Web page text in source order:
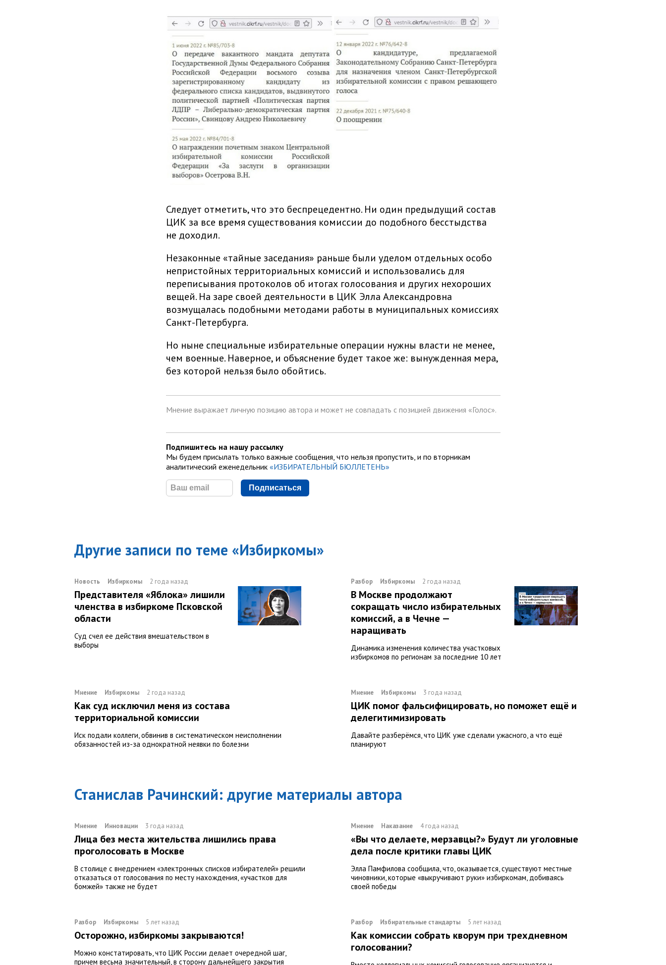
Следует отметить, что это беспрецедентно. Ни один предыдущий состав
ЦИК за все время существования комиссии до подобного бесстыдства
не доходил.
Незаконные «тайные заседания» раньше были уделом отдельных особо
непристойных территориальных комиссий и использовались для
переписывания протоколов об итогах голосования и других нехороших
вещей. На заре своей деятельности в ЦИК Элла Александровна
возмущалась подобными методами работы в муниципальных комиссиях
Санкт-Петербурга.
Но ныне специальные избирательные операции нужны власти не менее,
чем военные. Наверное, и объяснение будет такое же: вынужденная мера,
без которой нельзя было обойтись.
Мнение выражает личную позицию автора и может не совпадать с позицией движения «Голос».
Подпишитесь на нашу рассылку
Мы будем присылать только важные сообщения, что нельзя пропустить, и по вторникам
аналитический еженедельник «ИЗБИРАТЕЛЬНЫЙ БЮЛЛЕТЕНЬ»
Подписаться
Другие записи по теме «Избиркомы»
Новость Избиркомы 2 года назад
Представителя «Яблока» лишили
членства в избиркоме Псковской
области
Суд счел ее действия вмешательством в
выборы
Разбор Избиркомы 2 года назад
В Москве продолжают
сокращать число избирательных
комиссий, а в Чечне —
наращивать
Динамика изменения количества участковых
избиркомов по регионам за последние 10 лет
Мнение Избиркомы 2 года назад
Как суд исключил меня из состава
территориальной комиссии
Иск подали коллеги, обвинив в систематическом неисполнении
обязанностей из-за однократной неявки по болезни
Мнение Избиркомы 3 года назад
ЦИК помог фальсифицировать, но поможет ещё и
делегитимизировать
Давайте разберёмся, что ЦИК уже сделали ужасного, а что ещё
планируют
Станислав Рачинский: другие материалы автора
Мнение Инновации 3 года назад
Лица без места жительства лишились права
проголосовать в Москве
В столице с внедрением «электронных списков избирателей» решили
отказаться от голосования по месту нахождения, «участков для
бомжей» также не будет
Мнение Наказание 4 года назад
«Вы что делаете, мерзавцы?» Будут ли уголовные
дела после критики главы ЦИК
Элла Памфилова сообщила, что, оказывается, существуют местные
чиновники, которые «выкручивают руки» избиркомам, добиваясь
своей победы
Разбор Избиркомы 5 лет назад
Осторожно, избиркомы закрываются!
Можно констатировать, что ЦИК России делает очередной шаг,
причем весьма значительный, в сторону дальнейшего закрытия
Разбор Избирательные стандарты 5 лет назад
Как комиссии собрать кворум при трехдневном
голосовании?